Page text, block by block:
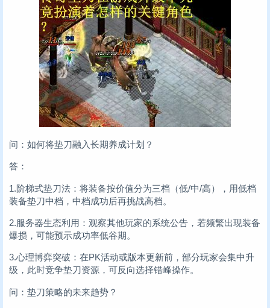
问：如何将垫刀融入长期养成计划？
答：
1.阶梯式垫刀法：将装备按价值分为三档（低/中/高），用低档
装备垫刀中档，中档成功后再挑战高档。
2.服务器生态利用：观察其他玩家的系统公告，若频繁出现装备
爆损，可能预示成功率低谷期。
3.心理博弈突破：在PK活动或版本更新前，部分玩家会集中升
级，此时竞争垫刀资源，可反向选择错峰操作。
问：垫刀策略的未来趋势？